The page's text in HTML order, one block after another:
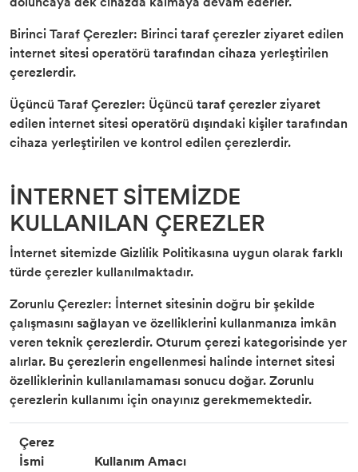
Birinci Taraf Çerezler: Birinci taraf çerezler ziyaret edilen
internet sitesi operatörü tarafından cihaza yerleştirilen
çerezlerdir.
Üçüncü Taraf Çerezler: Üçüncü taraf çerezler ziyaret
edilen internet sitesi operatörü dışındaki kişiler tarafından
cihaza yerleştirilen ve kontrol edilen çerezlerdir.
İNTERNET SİTEMİZDE
KULLANILAN ÇEREZLER
İnternet sitemizde Gizlilik Politikasına uygun olarak farklı
türde çerezler kullanılmaktadır.
Zorunlu Çerezler: İnternet sitesinin doğru bir şekilde
çalışmasını sağlayan ve özelliklerini kullanmanıza imkân
veren teknik çerezlerdir. Oturum çerezi kategorisinde yer
alırlar. Bu çerezlerin engellenmesi halinde internet sitesi
özelliklerinin kullanılamaması sonucu doğar. Zorunlu
çerezlerin kullanımı için onayınız gerekmemektedir.
Çerez
İsmi
Kullanım Amacı